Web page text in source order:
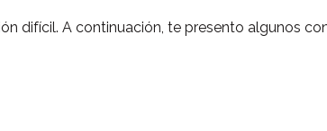
difícil. A continuación, te presento algunos